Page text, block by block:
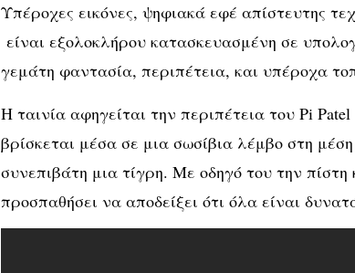
Υπέροχες εικόνες, ψηφιακά εφέ απίστευτης
είναι εξολοκλήρου κατασκευασμένη σε
γεμάτη φαντασία, περιπέτεια, και υπέροχα
Η ταινία αφηγείται την περιπέτεια του Pi
βρίσκεται μέσα σε μια σωσίβια λέμβο στη
συνεπιβάτη μια τίγρη. Με οδηγό του την
προσπαθήσει να αποδείξει ότι όλα είναι